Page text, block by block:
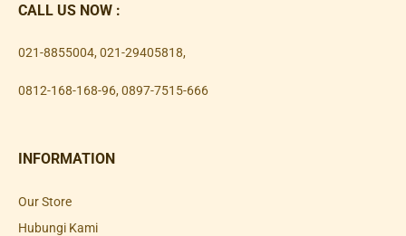
CALL US NOW :
021-8855004, 021-29405818,
0812-168-168-96, 0897-7515-666
INFORMATION
Our Store
Hubungi Kami